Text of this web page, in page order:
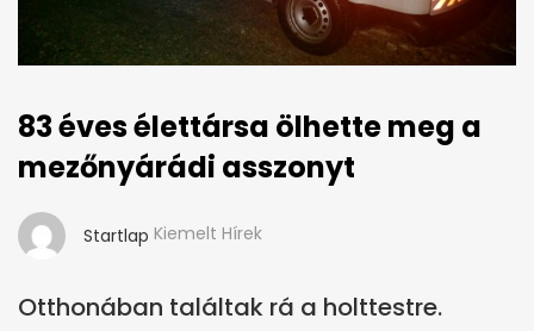
83 éves élettársa ölhette meg a
mezőnyárádi asszonyt
Startlap Kiemelt Hírek
Otthonában találtak rá a holttestre.